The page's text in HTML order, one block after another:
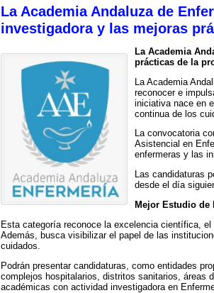
La Academia Andaluza de
investigadora y las mejoras
La Academia
prácticas de la
La Academia
reconocer e
iniciativa nace en
continua de los
La convocatoria
Asistencial en
enfermeras y las
Las candidaturas
desde el día
Mejor Estudio de
Esta categoría reconoce la excelencia científica,
Además, busca visibilizar el papel de las
cuidados.
Podrán presentar candidaturas, como entidades
complejos hospitalarios, distritos sanitarios, áreas
académicas con actividad investigadora en